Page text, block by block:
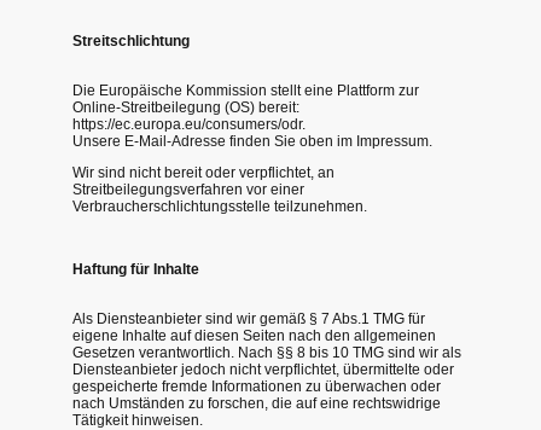
Streitschlichtung
Die Europäische Kommission stellt eine Plattform zur
Online-Streitbeilegung (OS) bereit:
https://ec.europa.eu/consumers/odr.
Unsere E-Mail-Adresse finden Sie oben im Impressum.
Wir sind nicht bereit oder verpflichtet, an
Streitbeilegungsverfahren vor einer
Verbraucherschlichtungsstelle teilzunehmen.
Haftung für Inhalte
Als Diensteanbieter sind wir gemäß § 7 Abs.1 TMG für
eigene Inhalte auf diesen Seiten nach den allgemeinen
Gesetzen verantwortlich. Nach §§ 8 bis 10 TMG sind wir als
Diensteanbieter jedoch nicht verpflichtet, übermittelte oder
gespeicherte fremde Informationen zu überwachen oder
nach Umständen zu forschen, die auf eine rechtswidrige
Tätigkeit hinweisen.